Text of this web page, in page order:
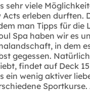
sehr viele
erleben durften.
man Tipps für
Spa haben wir es
in dem
gegessen.
findet auf Deck
ein wenig aktiver